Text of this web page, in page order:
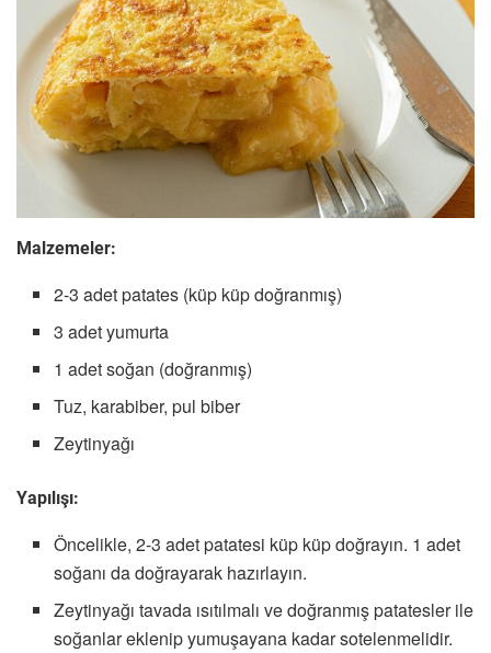
Malzemeler:
2-3 adet patates (küp küp doğranmış)
3 adet yumurta
1 adet soğan (doğranmış)
Tuz, karabiber, pul biber
Zeytinyağı
Yapılışı:
Öncelikle, 2-3 adet patatesi küp küp doğrayın. 1 adet
soğanı da doğrayarak hazırlayın.
Zeytinyağı tavada ısıtılmalı ve doğranmış patatesler ile
soğanlar eklenip yumuşayana kadar sotelenmelidir.